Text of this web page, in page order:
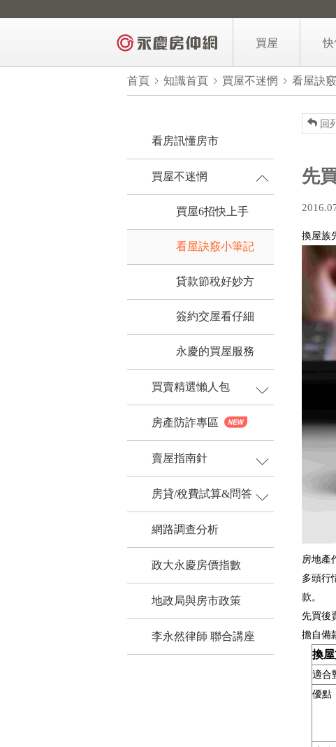
買屋
區域找房
3年內新屋
降價屋
買屋主題推薦
買屋需求留言
買屋試算
快
售屋
賣屋
格局
首頁 知識首頁 買屋不迷惘 看屋訣
看房訊懂房市
買屋不迷惘
買屋6招快上手
看屋訣竅小筆記
貸款節稅好妙方
簽約交屋看仔細
永慶的買屋服務
買賣精選懶人包
房產防詐專區
賣屋指南針
房貸/稅費試算&問答
網路調查分析
政大永慶房價指數
地政局與房市政策
李永然律師 聯合講座
回
先
換屋族
房地產
多頭行
款。
先買後
擔自備
換
適合
優點